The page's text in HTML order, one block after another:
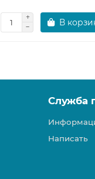
В
Служба
Написать